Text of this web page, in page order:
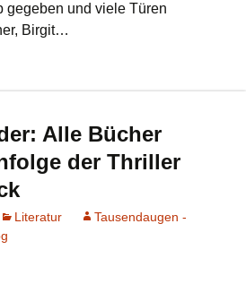
gegeben und viele Türen
Birgit…
Alle Bücher
der Thriller
Literatur
Tausendaugen -